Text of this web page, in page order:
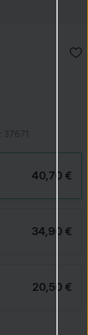
37671
40,70 €
34,90 €
20,50 €